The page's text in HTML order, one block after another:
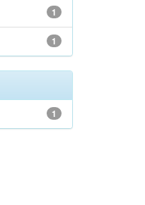
1
1
1